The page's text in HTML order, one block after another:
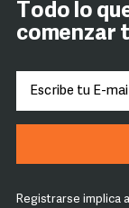
Todo lo
comenzar
Registrarse implica